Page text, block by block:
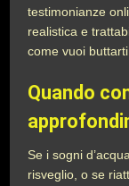
testimonianze
realistica e
come vuoi
Quando
Se i sogni
risveglio, o se